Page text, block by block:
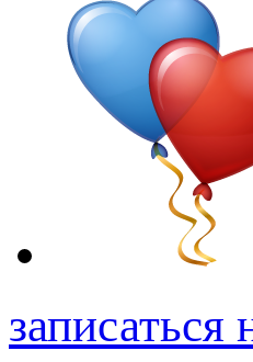
записаться